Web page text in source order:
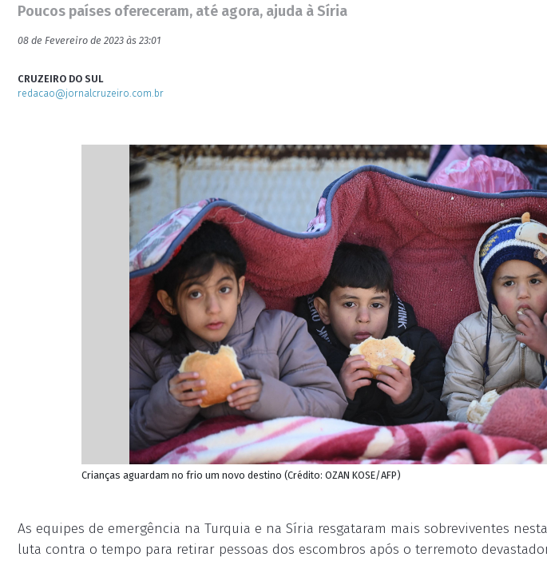
Poucos países ofereceram, até agora, ajuda à Síria
08 de Fevereiro de 2023 às 23:01
CRUZEIRO DO SUL
redacao@jornalcruzeiro.com.br
Crianças aguardam no frio um novo destino (Crédito: OZAN KOSE/AFP)
As equipes de emergência na Turquia e na Síria resgataram mais sobreviventes
luta contra o tempo para retirar pessoas dos escombros após o terremoto